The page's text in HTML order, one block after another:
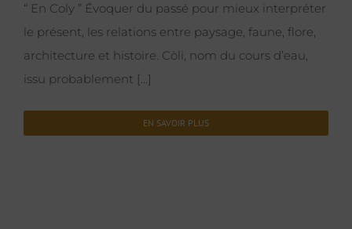
“ En Coly ” Évoquer du passé pour mieux interpréter
le présent, les relations entre paysage, faune, flore,
architecture et histoire. Còli, nom du cours d’eau,
issu probablement [...]
EN SAVOIR PLUS